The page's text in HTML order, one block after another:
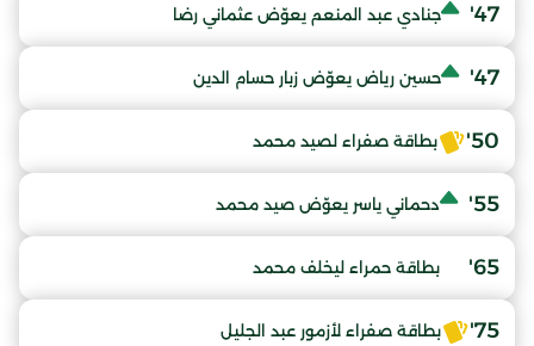
47' جنادي عبد المنعم يعوّض عثماني رضا
47' حسين رياض يعوّض زبار حسام الدين
50' بطاقة صفراء لصيد محمد
55' دحماني ياسر يعوّض صيد محمد
65' بطاقة حمراء ليخلف محمد
75' بطاقة صفراء لأزمور عبد الجليل